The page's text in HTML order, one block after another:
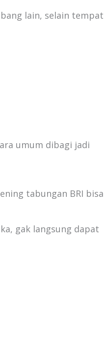
lain, selain tempat
umum dibagi jadi
tabungan BRI bisa
gak langsung dapat